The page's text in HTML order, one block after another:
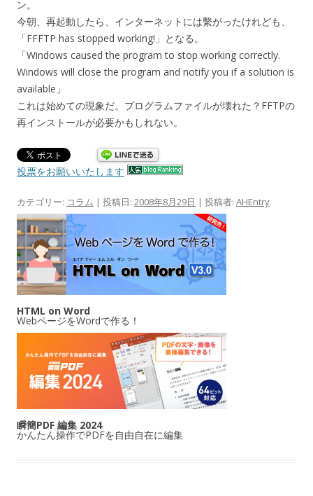
ン。
今朝、再起動したら、インターネットには繫がったけれども、
「FFFTP has stopped working!」となる。
「Windows caused the program to stop working correctly.
Windows will close the program and notify you if a solution is
available」
これは始めての現象だ。プログラムファイルが壊れた？FFTPの
再インストールが必要かもしれない。
投票をお願いいたします
カテゴリー: コラム | 投稿日: 2008年8月29日 | 投稿者: AHEntry
HTML on Word
WebページをWordで作る！
瞬簡PDF 編集 2024
かんたん操作でPDFを自由自在に編集